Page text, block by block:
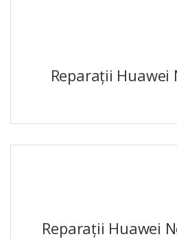
Reparații Huawei
Reparații Huawei